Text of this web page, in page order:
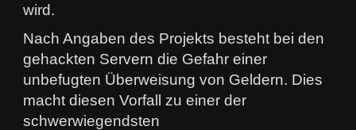
wird.
Nach Angaben des Projekts besteht bei den
gehackten Servern die Gefahr einer
unbefugten Überweisung von Geldern. Dies
macht diesen Vorfall zu einer der
schwerwiegendsten